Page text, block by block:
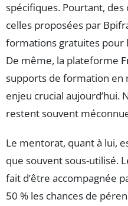
spécifiques. Pourtant,
celles proposées par
formations gratuites pour
De même, la plateforme
supports de formation en
enjeu crucial aujourd’hui.
restent souvent
Le mentorat, quant à lui,
que souvent sous-utilisé.
fait d’être accompagnée
50 % les chances de